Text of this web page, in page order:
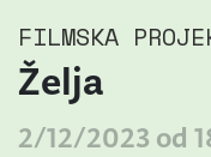
FILMSKA
Želja
2/12/2023 od